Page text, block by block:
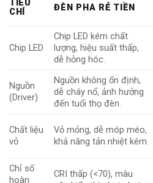
CHÍ
ĐÈN PHA RẺ TIỀN
Chip LED
Chip LED kém chất
lượng, hiệu suất thấp,
dễ hỏng hóc.
Nguồn
(Driver)
Nguồn không ổn định,
dễ cháy nổ, ảnh hưởng
đến tuổi thọ đèn.
Chất liệu
vỏ
Vỏ mỏng, dễ móp méo,
khả năng tản nhiệt kém.
Chỉ số
hoàn
CRI thấp (<70), màu